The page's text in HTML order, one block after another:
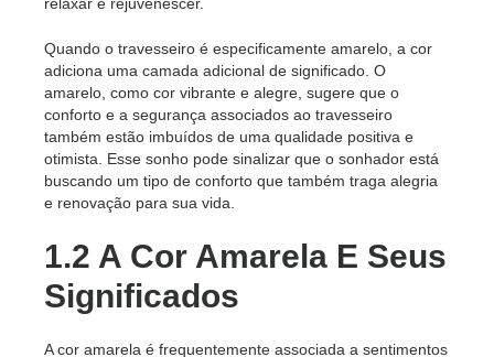
relaxar e rejuvenescer.
Quando o travesseiro é especificamente amarelo, a cor
adiciona uma camada adicional de significado. O
amarelo, como cor vibrante e alegre, sugere que o
conforto e a segurança associados ao travesseiro
também estão imbuídos de uma qualidade positiva e
otimista. Esse sonho pode sinalizar que o sonhador está
buscando um tipo de conforto que também traga alegria
e renovação para sua vida.
1.2 A Cor Amarela E Seus
Significados
A cor amarela é frequentemente associada a sentimentos